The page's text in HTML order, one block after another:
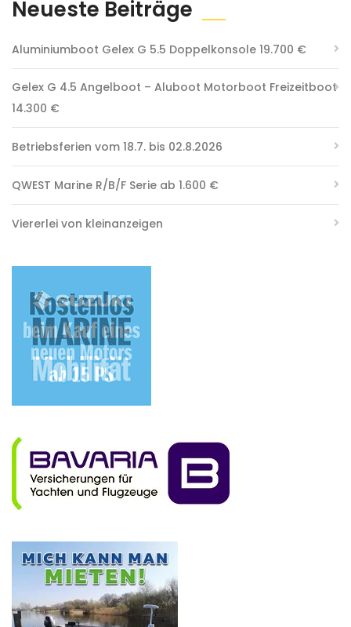
Neueste Beiträge
Aluminiumboot Gelex G 5.5 Doppelkonsole 19.700 €
Gelex G 4.5 Angelboot – Aluboot Motorboot Freizeitboot
14.300 €
Betriebsferien vom 18.7. bis 02.8.2026
QWEST Marine R/B/F Serie ab 1.600 €
Viererlei von kleinanzeigen